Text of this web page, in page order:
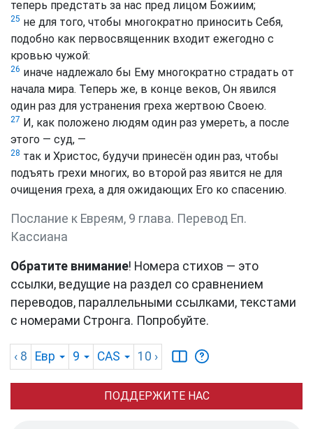
теперь предстать за нас пред лицом Божиим;
25 не для того, чтобы многократно приносить Себя,
подобно как первосвященник входит ежегодно с
кровью чужой:
26 иначе надлежало бы Ему многократно страдать от
начала мира. Теперь же, в конце веков, Он явился
один раз для устранения греха жертвою Своею.
27 И, как положено людям один раз умереть, а после
этого — суд, —
28 так и Христос, будучи принесён один раз, чтобы
подъять грехи многих, во второй раз явится не для
очищения греха, а для ожидающих Его ко спасению.
Послание к Евреям, 9 глава. Перевод Еп.
Кассиана
Обратите внимание! Номера стихов — это
ссылки, ведущие на раздел со сравнением
переводов, параллельными ссылками, текстами
с номерами Стронга. Попробуйте.
‹ 8 Евр 9 CAS 10 ›
ПОДДЕРЖИТЕ НАС